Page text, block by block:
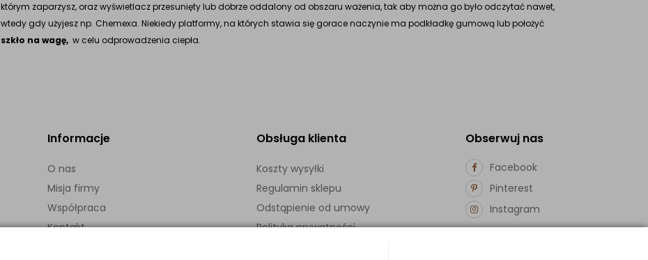
którym zaparzysz, oraz wyświetlacz przesunięty lub dobrze oddalony od obszaru ważenia, tak aby można go było odczytać nawet,
wtedy gdy użyjesz np. Chemexa. Niekiedy platformy, na których stawia się gorace naczynie ma podkładkę gumową lub położyć
szkło na wagę,w celu odprowadzenia ciepła.
Obserwuj nas
Facebook
Pinterest
Instagram
Informacje
O nas
Misja firmy
Współpraca
Kontakt
Obsługa klienta
Koszty wysyłki
Regulamin sklepu
Odstąpienie od umowy
Polityka prywatności